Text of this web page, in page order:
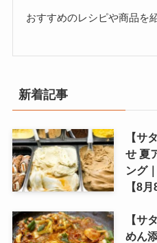
おすすめのレシピや商品を
新着記事
【サ
せ 夏
ング
【8月
【サ
めん